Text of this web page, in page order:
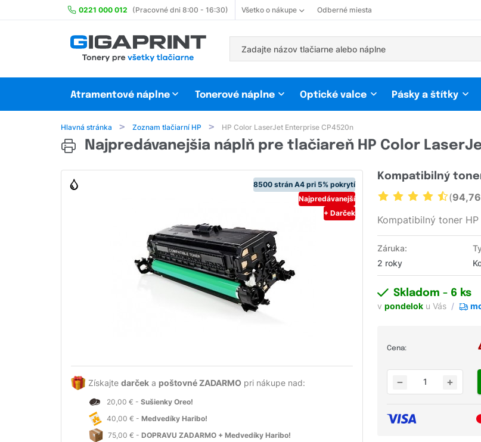
0221 000 012 (Pracovné dni 8:00 - 16:30) Všetko o nákupe Odberné miesta
Atramentové náplne Tonerové náplne Optické valce Pásky a štítky
Hlavná stránka Zoznam tlačiarní HP HP Color LaserJet Enterprise CP4520n
Najpredávanejšia náplň pre tlačiareň HP Color
8500 strán A4 pri 5% pokrytí
Najpredávanejší
+ Darček
Získajte darček a poštovné ZADARMO pri nákupe nad:
20,00 € - Sušienky Oreo!
40,00 € - Medvedíky Haribo!
75,00 € - DOPRAVU ZADARMO + Medvedíky Haribo!
Kompatibilný
(
Kompatibilný toner
Záruka:
2 roky
Skladom- 6 ks
vpondelok u Vás
Cena: